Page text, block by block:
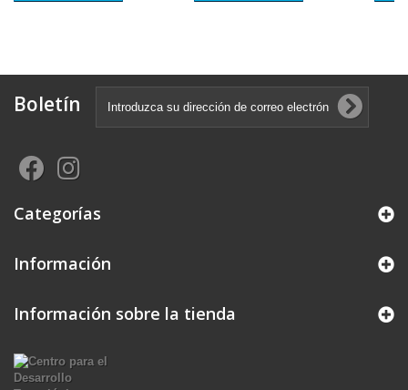
Boletín
Categorías
Información
Información sobre la tienda